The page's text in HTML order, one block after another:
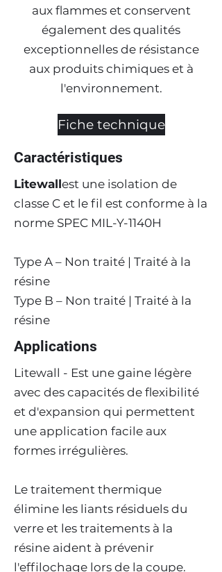
aux flammes et conservent
également des qualités
exceptionnelles de résistance
aux produits chimiques et à
l'environnement.
Fiche technique
Caractéristiques
Litewallest une isolation de
classe C et le fil est conforme à la
norme SPEC MIL-Y-1140H
Type A – Non traité | Traité à la
résine
Type B – Non traité | Traité à la
résine
Applications
Litewall - Est une gaine légère
avec des capacités de flexibilité
et d'expansion qui permettent
une application facile aux
formes irrégulières.
Le traitement thermique
élimine les liants résiduels du
verre et les traitements à la
résine aident à prévenir
l'effilochage lors de la coupe.